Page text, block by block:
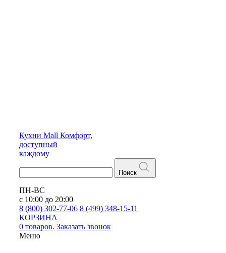
Кухни Mall Комфорт,
доступный
каждому
Поиск
ПН-ВС
с 10:00 до 20:00
8 (800) 302-77-06 8 (499) 348-15-11
КОРЗИНА
0 товаров. Заказать звонок
Меню